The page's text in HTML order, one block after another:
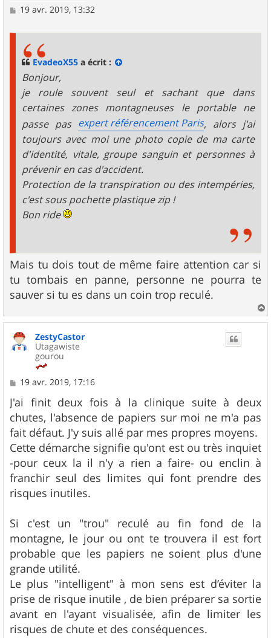
M19 avr. 2019, 13:32
EvadeoX55 a écrit :
Bonjour,
je roule souvent seul et sachant que dans
certaines zones montagneuses le portable ne
passe pas expert référencement Paris, alors j'ai
toujours avec moi une photo copie de ma carte
d'identité, vitale, groupe sanguin et personnes à
prévenir en cas d'accident.
Protection de la transpiration ou des intempéries,
c'est sous pochette plastique zip !
Bon ride
Mais tu dois tout de même faire attention car si
tu tombais en panne, personne ne pourra te
sauver si tu es dans un coin trop reculé.
a
u
ZestyCastor
Utagawiste
gourou
M
s
s
a
g
e
19 avr. 2019, 17:16
J'ai finit deux fois à la clinique suite à deux
chutes, l'absence de papiers sur moi ne m'a pas
fait défaut. J'y suis allé par mes propres moyens.
Cette démarche signifie qu'ont est ou très inquiet
-pour ceux la il n'y a rien a faire- ou enclin à
franchir seul des limites qui font prendre des
risques inutiles.
Si c'est un "trou" reculé au fin fond de la
montagne, le jour ou ont te trouvera il est fort
probable que les papiers ne soient plus d'une
grande utilité.
Le plus "intelligent" à mon sens est d’éviter la
prise de risque inutile , de bien préparer sa sortie
avant en l'ayant visualisée, afin de limiter les
risques de chute et des conséquences.